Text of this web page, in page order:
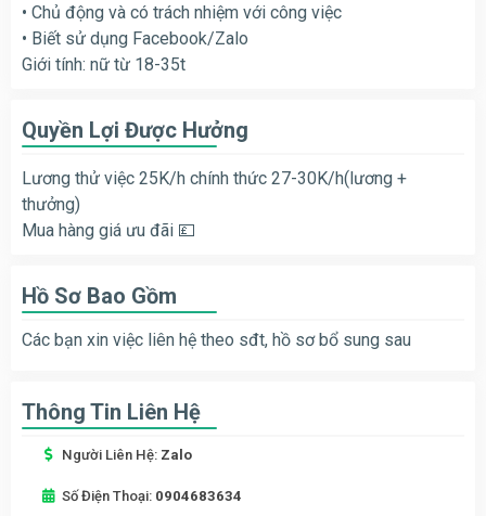
• Chủ động và có trách nhiệm với công việc
• Biết sử dụng Facebook/Zalo
Giới tính: nữ từ 18-35t
Quyền Lợi Được Hưởng
Lương thử việc 25K/h chính thức 27-30K/h(lương +
thưởng)
Mua hàng giá ưu đãi 💷
Hồ Sơ Bao Gồm
Các bạn xin việc liên hệ theo sđt, hồ sơ bổ sung sau
Thông Tin Liên Hệ
Người Liên Hệ: Zalo
Số Điện Thoại: 0904683634